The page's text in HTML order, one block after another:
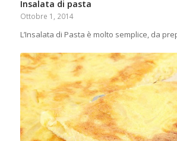
Insalata di pasta
Ottobre 1, 2014
L’Insalata di Pasta è molto semplice, da